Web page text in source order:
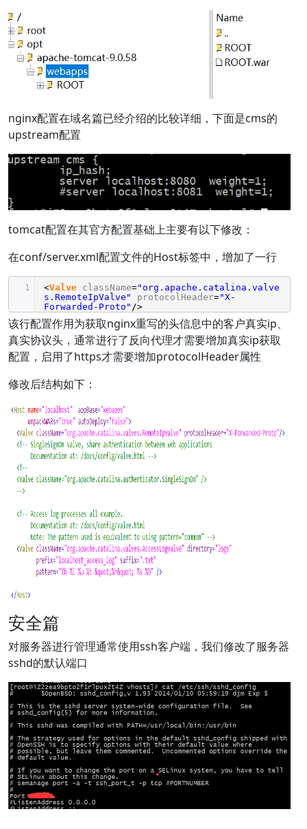
nginx配置在域名篇已经介绍的比较详细，下面是cms的
upstream配置
tomcat配置在其官方配置基础上主要有以下修改：
在conf/server.xml配置文件的Host标签中，增加了一行
1 <Valve className="org.apache.catalina.valve
s.RemoteIpValve"
protocolHeader="X-
Forwarded-Proto" />
该行配置作用为获取nginx重写的头信息中的客户真实ip、
真实协议头，通常进行了反向代理才需要增加真实ip获取
配置，启用了https才需要增加protocolHeader属性
修改后结构如下：
安全篇
对服务器进行管理通常使用ssh客户端，我们修改了服务器
sshd的默认端口